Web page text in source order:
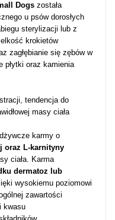
Dogs została
u psów dorosłych
sterylizacji lub z
krokietów
zagłębianie się zębów w
płytki oraz kamienia
tendencja do
masy ciała
karmy o
oraz L-karnityny
ciała. Karma
dermatoz lub
wysokiemu poziomowi
zawartości
kwasu